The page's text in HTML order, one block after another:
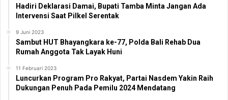
Hadiri Deklarasi Damai, Bupati Tamba Minta Jangan Ada
Intervensi Saat Pilkel Serentak
9 Juni 2023
Sambut HUT Bhayangkara ke-77, Polda Bali Rehab Dua
Rumah Anggota Tak Layak Huni
11 Februari 2023
Luncurkan Program Pro Rakyat, Partai Nasdem Yakin Raih
Dukungan Penuh Pada Pemilu 2024 Mendatang